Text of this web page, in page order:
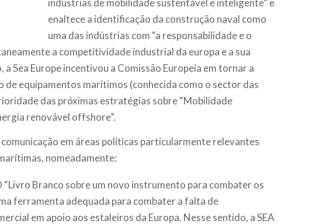
indústrias de mobilidade sustentável e inteligente” e
enaltece a identificação da construção naval como
uma das indústrias com “a responsabilidade e o
a competitividade industrial da europa e a sua
Sea Europe incentivou a Comissão Europeia em tornar a
de equipamentos marítimos (conhecida como o sector das
das próximas estratégias sobre “Mobilidade
renovável offshore”.
comunicação em áreas políticas particularmente relevantes
nomeadamente:
“Livro Branco sobre um novo instrumento para combater os
ferramenta adequada para combater a falta de
em apoio aos estaleiros da Europa. Nesse sentido, a SEA